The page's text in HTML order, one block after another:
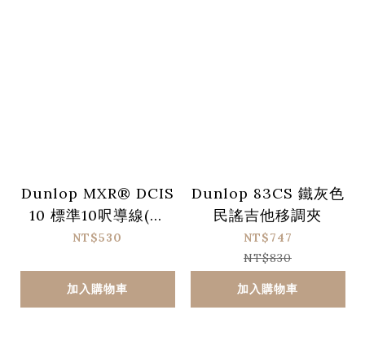
Dunlop MXR® DCIS
10 標準10呎導線(直
頭/直頭)
NT$530
加入購物車
Dunlop 83CS 鐵灰色
民謠吉他移調夾
NT$747
NT$830
加入購物車